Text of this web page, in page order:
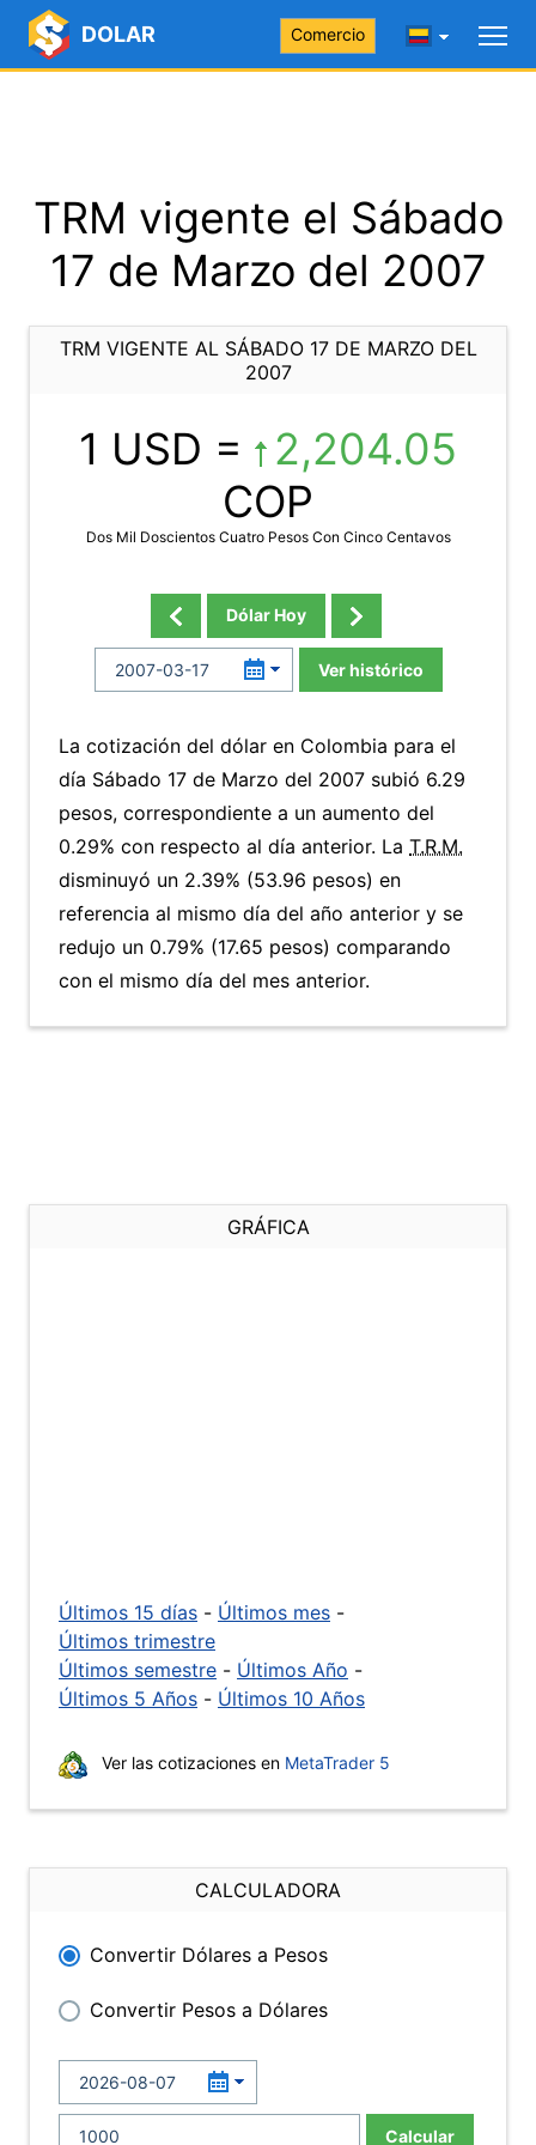
DOLAR Comercio
TRM vigente el Sábado
17 de Marzo del 2007
TRM VIGENTE AL SÁBADO 17 DE MARZO DEL
2007
1 USD =
2,204.05
COP
Dos Mil Doscientos Cuatro Pesos Con Cinco Centavos
Dólar Hoy
Ver histórico
La cotización del dólar en Colombia para el
día Sábado 17 de Marzo del 2007 subió 6.29
pesos, correspondiente a un aumento del
0.29% con respecto al día anterior. La T.R.M.
disminuyó un 2.39% (53.96 pesos) en
referencia al mismo día del año anterior y se
redujo un 0.79% (17.65 pesos) comparando
con el mismo día del mes anterior.
GRÁFICA
Últimos 15 días - Últimos mes -
Últimos trimestre
Últimos semestre - Últimos Año -
Últimos 5 Años - Últimos 10 Años
Ver las cotizaciones en MetaTrader 5
CALCULADORA
Convertir Dólares a Pesos
Convertir Pesos a Dólares
Calcular